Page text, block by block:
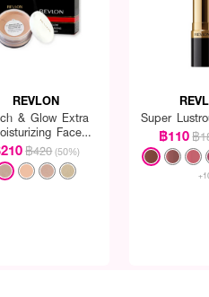
REVLON
& Glow Extra
Face
Powder
฿420 (50%)
Super
฿110฿